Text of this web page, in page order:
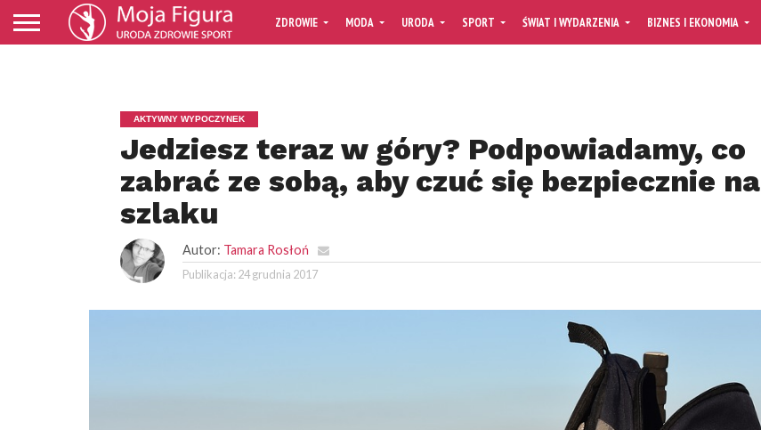
ZDROWIE MODA URODA SPORT ŚWIAT I WYDARZENIA BIZNES I EKONOMIA
AKTYWNY WYPOCZYNEK
Jedziesz teraz w góry? Podpowiadamy, co
zabrać ze sobą, aby czuć się bezpiecznie na
szlaku
Autor: Tamara Rosłoń
Publikacja: 24 grudnia 2017